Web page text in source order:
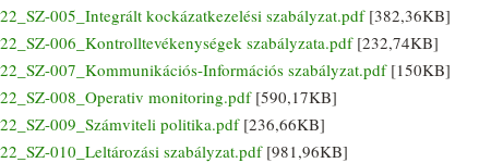
005_Integrált kockázatkezelési szabályzat.pdf[382,36KB]
006_Kontrolltevékenységek szabályzata.pdf[232,74KB]
007_Kommunikációs-Információs szabályzat.pdf[150KB]
008_Operativ monitoring.pdf[590,17KB]
009_Számviteli politika.pdf[236,66KB]
010_Leltározási szabályzat.pdf[981,96KB]